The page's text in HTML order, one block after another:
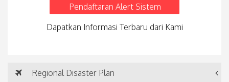
Pendaftaran Alert Sistem
Dapatkan Informasi Terbaru dari Kami
Regional Disaster Plan